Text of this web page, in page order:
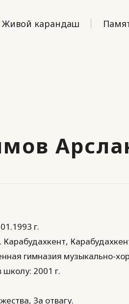
Живой карандаш
г.
гимназия музыкально-
2001 г.
За отвагу.